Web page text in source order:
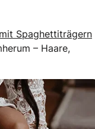
Spaghettiträgern
– Haare,